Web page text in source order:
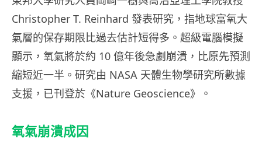
Christopher T. Reinhard 發表研究，指地球富氧大
氣層的保存期限比過去估計短得多。超級電腦模擬
顯示，氧氣將於約 10 億年後急劇崩潰，比原先預測
縮短近一半。研究由 NASA 天體生物學研究所數據
支援，已刊登於《Nature Geoscience》。
氧氣崩潰成因